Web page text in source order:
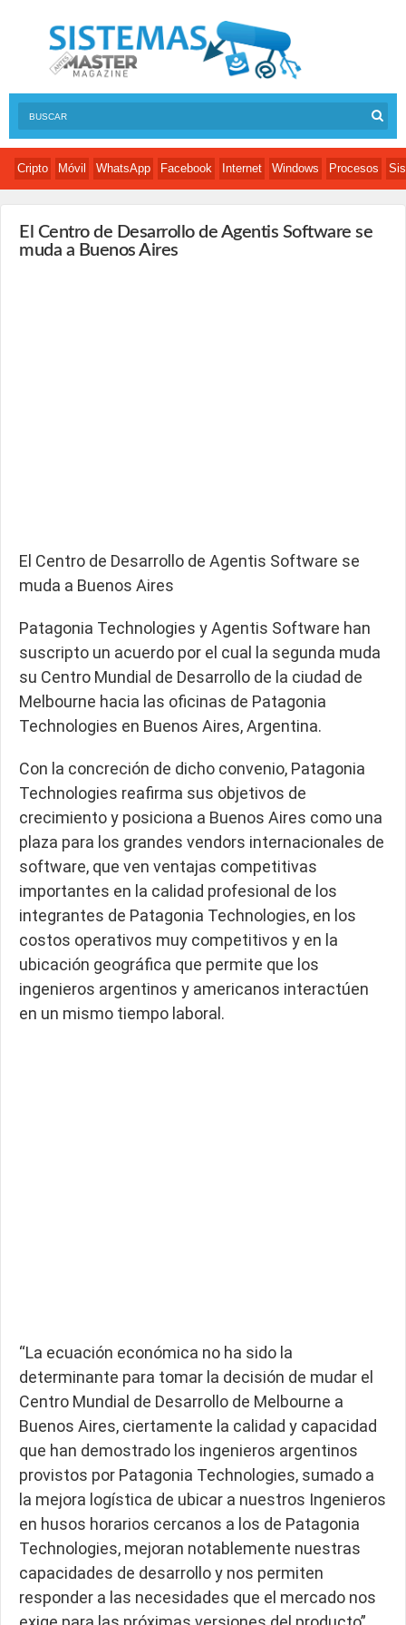
Cripto Móvil WhatsApp Facebook Internet Windows Procesos
El Centro de Desarrollo de Agentis Software se
muda a Buenos Aires
El Centro de Desarrollo de Agentis Software se
muda a Buenos Aires
Patagonia Technologies y Agentis Software han
suscripto un acuerdo por el cual la segunda muda
su Centro Mundial de Desarrollo de la ciudad de
Melbourne hacia las oficinas de Patagonia
Technologies en Buenos Aires, Argentina.
Con la concreción de dicho convenio, Patagonia
Technologies reafirma sus objetivos de
crecimiento y posiciona a Buenos Aires como una
plaza para los grandes vendors internacionales de
software, que ven ventajas competitivas
importantes en la calidad profesional de los
integrantes de Patagonia Technologies, en los
costos operativos muy competitivos y en la
ubicación geográfica que permite que los
ingenieros argentinos y americanos interactúen
en un mismo tiempo laboral.
“La ecuación económica no ha sido la
determinante para tomar la decisión de mudar el
Centro Mundial de Desarrollo de Melbourne a
Buenos Aires, ciertamente la calidad y capacidad
que han demostrado los ingenieros argentinos
provistos por Patagonia Technologies, sumado a
la mejora logística de ubicar a nuestros Ingenieros
en husos horarios cercanos a los de Patagonia
Technologies, mejoran notablemente nuestras
capacidades de desarrollo y nos permiten
responder a las necesidades que el mercado nos